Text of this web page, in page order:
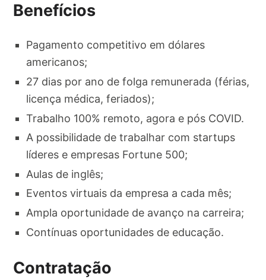
Benefícios
Pagamento competitivo em dólares
americanos;
27 dias por ano de folga remunerada (férias,
licença médica, feriados);
Trabalho 100% remoto, agora e pós COVID.
A possibilidade de trabalhar com startups
líderes e empresas Fortune 500;
Aulas de inglês;
Eventos virtuais da empresa a cada mês;
Ampla oportunidade de avanço na carreira;
Contínuas oportunidades de educação.
Contratação